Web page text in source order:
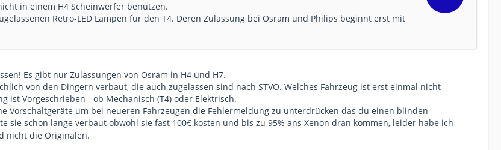
in einem H4 Scheinwerfer benutzen.
Retro-LED Lampen für den T4. Deren Zulassung bei Osram und Philips beginnt erst mit
Es gibt nur Zulassungen von Osram in H4 und H7.
von den Dingern verbaut, die auch zugelassen sind nach STVO. Welches Fahrzeug ist erst einmal nicht
ist Vorgeschrieben - ob Mechanisch (T4) oder Elektrisch.
Vorschaltgeräte um bei neueren Fahrzeugen die Fehlermeldung zu unterdrücken das du einen blinden
sie schon lange verbaut obwohl sie fast 100€ kosten und bis zu 95% ans Xenon dran kommen, leider habe ich
nicht die Originalen.